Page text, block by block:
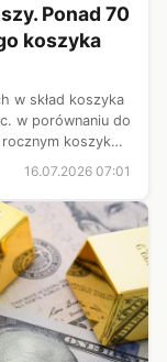
Ponad 70
koszyka
w skład koszyka
w porównaniu do
rocznym koszyk
16.07.2026 07:01